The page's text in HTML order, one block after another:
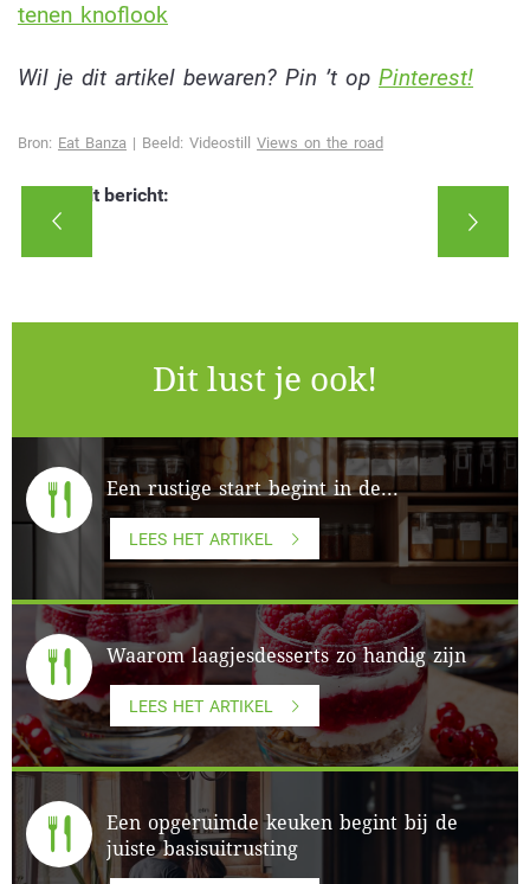
tenen knoflook
Wil je dit artikel bewaren? Pin ’t op Pinterest!
Bron: Eat Banza | Beeld: Videostill Views on the road
Deel dit bericht:
Dit lust je ook!
Een rustige start begint in de...
LEES HET ARTIKEL
Waarom laagjesdesserts zo handig zijn
LEES HET ARTIKEL
Een opgeruimde keuken begint bij de
juiste basisuitrusting